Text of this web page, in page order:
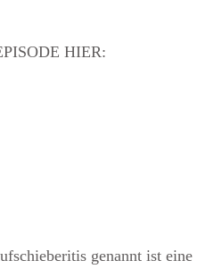
HIER:
genannt ist eine